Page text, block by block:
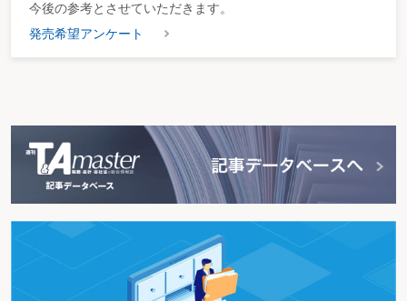
今後の参考とさせていただきます。
発売希望アンケート